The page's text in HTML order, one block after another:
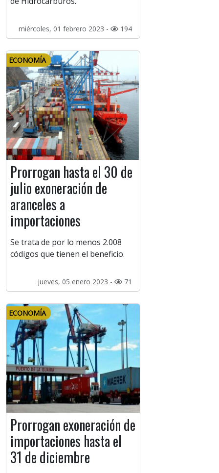
miércoles, 01 febrero 2023 - 194
ECONOMÍA
Prorrogan hasta el 30 de
julio exoneración de
aranceles a
importaciones
Se trata de por lo menos 2.008
códigos que tienen el beneficio.
jueves, 05 enero 2023 - 71
ECONOMÍA
Prorrogan exoneración de
importaciones hasta el
31 de diciembre